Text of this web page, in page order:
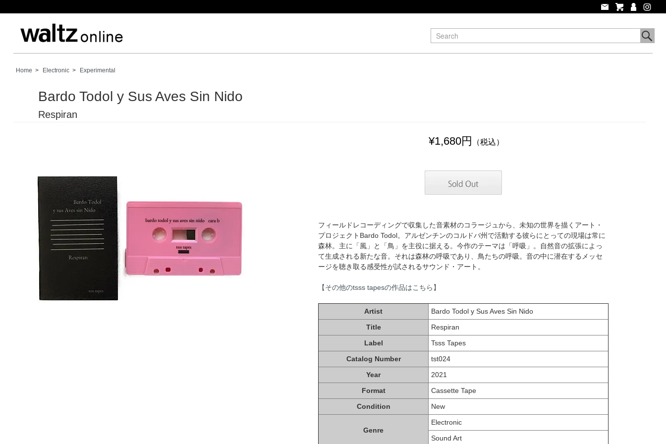
Home > Electronic > Experimental
Bardo Todol y Sus Aves Sin Nido
Respiran
¥1,680円 （税込）
フィールドレコーディングで収集した音素材のコラージュから、未知の世界を描くアート・
プロジェクトBardo Todol。アルゼンチンのコルドバ州で活動する彼らにとっての現場は常に
森林。主に「風」と「鳥」を主役に据える。今作のテーマは「呼吸」。自然音の拡張によっ
て生成される新たな音。それは森林の呼吸であり、鳥たちの呼吸。音の中に潜在するメッセ
ージを聴き取る感受性が試されるサウンド・アート。
【その他のtsss tapesの作品はこちら】
Artist
Bardo Todol y Sus Aves Sin Nido
Title
Respiran
Label
Tsss Tapes
Catalog Number
tst024
Year
2021
Format
Cassette Tape
Condition
New
Genre
Electronic
Sound Art